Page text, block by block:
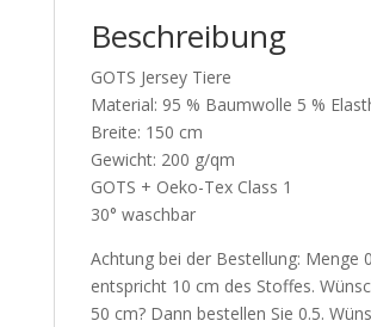
Beschreibung
GOTS Jersey Tiere
Material: 95 % Baumwolle 5 %
Breite: 150 cm
Gewicht: 200 g/qm
GOTS + Oeko-Tex Class 1
30° waschbar
Achtung bei der Bestellung: Menge
entspricht 10 cm des Stoffes.
50 cm? Dann bestellen Sie 0.5.